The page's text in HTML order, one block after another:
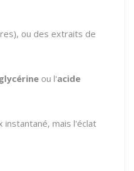
ou des extraits de
ou l'acide
instantané, mais l'éclat